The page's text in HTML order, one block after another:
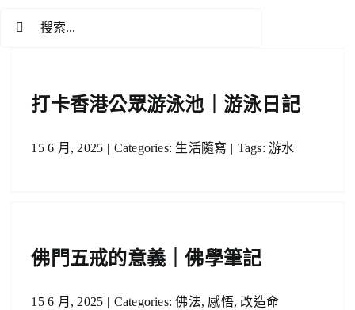
打卡香港公眾游泳池｜游泳日記
15 6 月, 2025 | Categories: 生活隨寫 | Tags:游水
佛門五戒的意義｜佛學筆記
15 6 月, 2025 | Categories:佛法, 感悟, 改造命